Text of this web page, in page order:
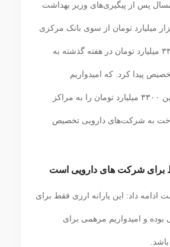
پس از پیگیری‌های وزیر بهداشت
خردادماه ۱۲ هزار میلیارد تومان از سوی بانک مرکزی
پرداخت شد و ۳۳۰۰ میلیارد تومان در هفته گذشته به
پیدا کرد. که امیدواریم
شرکت‌های بیمه این ۳۳۰۰ میلیارد تومان را به مراکز
به شرکت‌های دارویی تخصیص
برای شرکت های دارویی است
ادامه داد: این یارانه ارزی فقط برای
و امیدواریم مرهمی برای